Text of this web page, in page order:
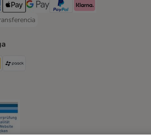
Method
Express Payment Method
Apple Pay Payment Method
Google Pay Payment Method
PayPal Payment Method
Klarna Payment Method
MethodPayment Method
Shipping Method
InPost Shipping Method